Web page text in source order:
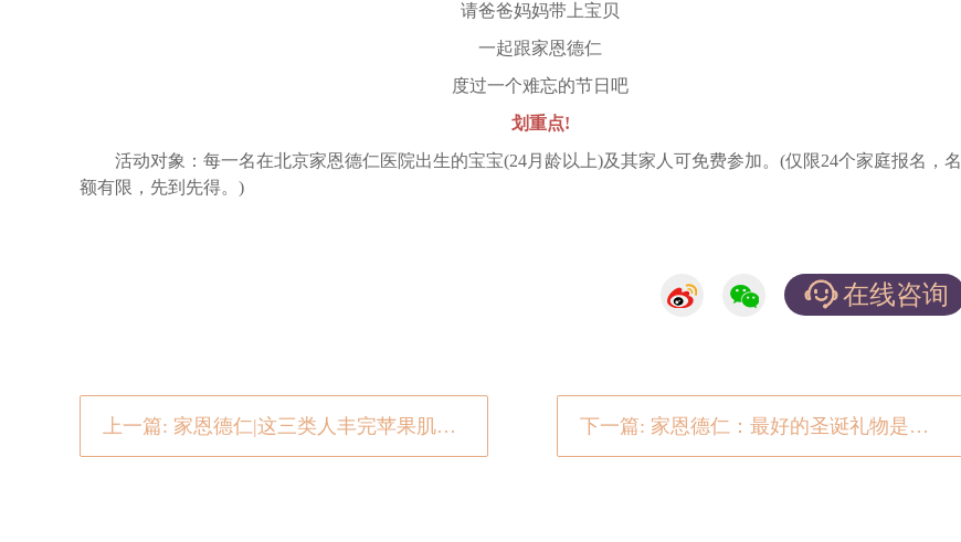
请爸爸妈妈带上宝贝
一起跟家恩德仁
度过一个难忘的节日吧
划重点!
活动对象：每一名在北京家恩德仁医院出生的宝宝(24月龄以上)及其家人可免费参加。(仅限24个家庭报名，名
额有限，先到先得。)
在线咨询
上一篇: 家恩德仁|这三类人丰完苹果肌，瞬间年轻10岁! 下一篇: 家恩德仁：最好的圣诞礼物是，看你平安长大，陪你体验世界